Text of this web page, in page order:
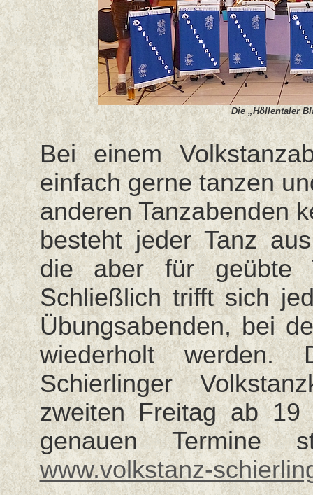
Die „Höllentaler
Bei einem
einfach gerne tanzen
anderen Tanzabenden
besteht jeder Tanz
die aber für geübte
Schließlich trifft sich
Übungsabenden, bei
wiederholt werden.
Schierlinger
zweiten Freitag ab 19
genauen Termine
www.volkstanz-